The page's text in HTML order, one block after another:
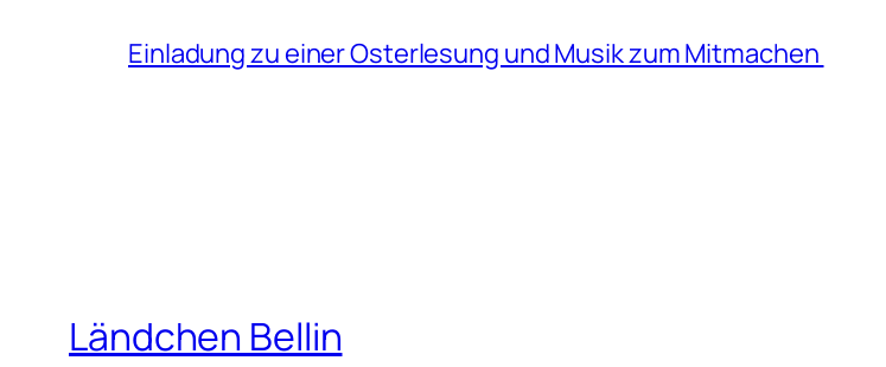
Einladung zu einer Osterlesung und Musik zum Mitmachen
Ländchen Bellin